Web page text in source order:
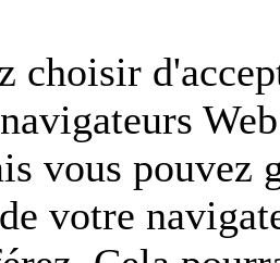
choisir
vous pouvez
votre